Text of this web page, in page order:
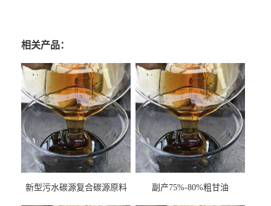
相关产品：
新型污水碳源复合碳源原料
副产75%-80%粗甘油